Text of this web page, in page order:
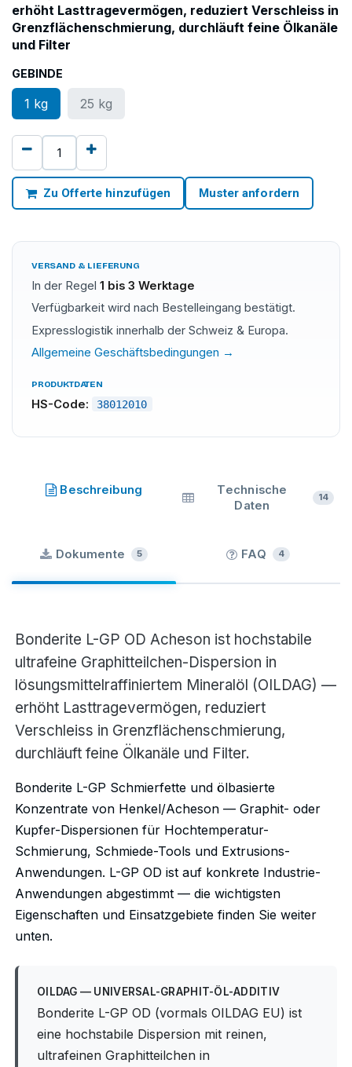
erhöht Lasttragevermögen, reduziert Verschleiss in
Grenzflächenschmierung, durchläuft feine Ölkanäle
und Filter
GEBINDE
1 kg 25 kg
Zu Offerte hinzufügen Muster anfordern
VERSAND & LIEFERUNG
In der Regel 1 bis 3 Werktage
Verfügbarkeit wird nach Bestelleingang bestätigt.
Expresslogistik innerhalb der Schweiz & Europa.
Allgemeine Geschäftsbedingungen →
PRODUKTDATEN
HS-Code: 38012010
Beschreibung
Technische
Daten
14
Dokumente 5 FAQ 4
Bonderite L-GP OD Acheson ist hochstabile
ultrafeine Graphitteilchen-Dispersion in
lösungsmittelraffiniertem Mineralöl (OILDAG) —
erhöht Lasttragevermögen, reduziert
Verschleiss in Grenzflächenschmierung,
durchläuft feine Ölkanäle und Filter.
Bonderite L-GP Schmierfette und ölbasierte
Konzentrate von Henkel/Acheson — Graphit- oder
Kupfer-Dispersionen für Hochtemperatur-
Schmierung, Schmiede-Tools und Extrusions-
Anwendungen. L-GP OD ist auf konkrete Industrie-
Anwendungen abgestimmt — die wichtigsten
Eigenschaften und Einsatzgebiete finden Sie weiter
unten.
OILDAG — UNIVERSAL-GRAPHIT-ÖL-ADDITIV
Bonderite L-GP OD (vormals OILDAG EU) ist
eine hochstabile Dispersion mit reinen,
ultrafeinen Graphitteilchen in